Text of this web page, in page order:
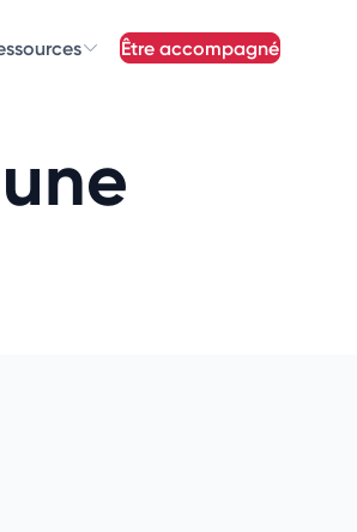
être accompagné